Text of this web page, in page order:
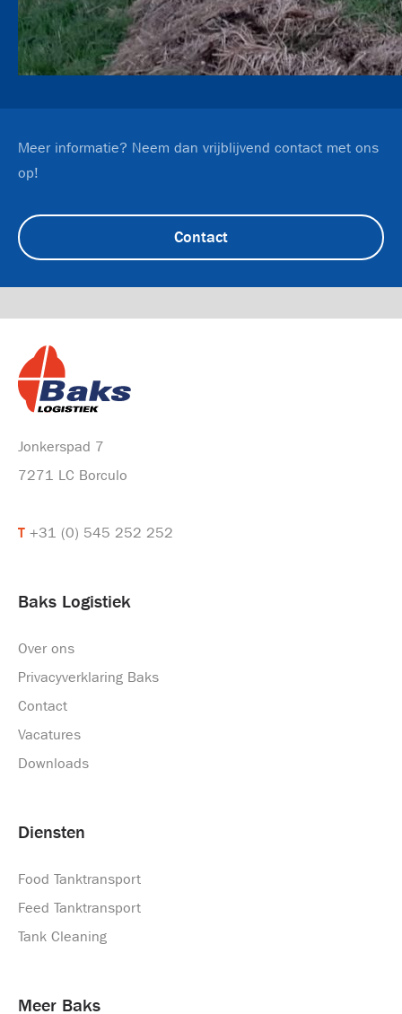
Meer informatie? Neem dan vrijblijvend contact met ons
op!
Contact
Jonkerspad 7
7271 LC Borculo
T +31 (0) 545 252 252
Baks Logistiek
Over ons
Privacyverklaring Baks
Contact
Vacatures
Downloads
Diensten
Food Tanktransport
Feed Tanktransport
Tank Cleaning
Meer Baks